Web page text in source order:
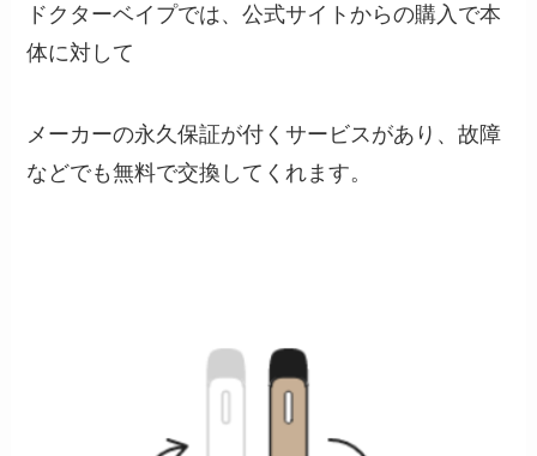
ドクターベイプでは、公式サイトからの購入で本
体に対して
メーカーの永久保証が付くサービスがあり、故障
などでも無料で交換してくれます。